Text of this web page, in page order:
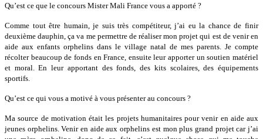
Qu’est ce que le concours Mister Mali France vous a apporté ?
Comme tout être humain, je suis très compétiteur, j’ai eu la chance de finir
deuxième dauphin, ça va me permettre de réaliser mon projet qui est de venir en
aide aux enfants orphelins dans le village natal de mes parents. Je compte
récolter beaucoup de fonds en France, ensuite leur apporter un soutien matériel
et moral. En leur apportant des fonds, des kits scolaires, des équipements
sportifs.
Qu’est ce qui vous a motivé à vous présenter au concours ?
Ma source de motivation était les projets humanitaires pour venir en aide aux
jeunes orphelins. Venir en aide aux orphelins est mon plus grand projet car j’ai